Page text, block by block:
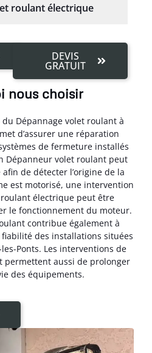
roulant électrique
DEVIS
GRATUIT
nous choisir
Dépannage volet roulant à
d’assurer une réparation
de fermeture installés
Dépanneur volet roulant peut
de détecter l’origine de la
est motorisé, une intervention
électrique peut être
le fonctionnement du moteur.
contribue également à
des installations situées
Ponts. Les interventions de
permettent aussi de prolonger
des équipements.